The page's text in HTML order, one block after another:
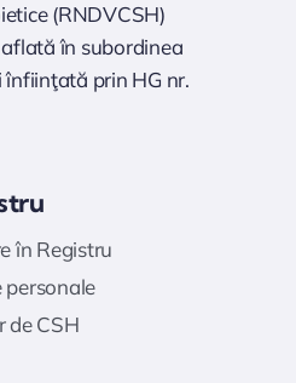
(RNDVCSH)
în subordinea
prin HG nr.
în Registru
de CSH